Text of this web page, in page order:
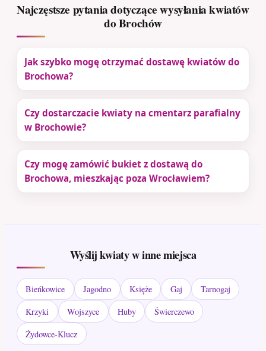
Najczęstsze pytania dotyczące wysyłania kwiatów
do Brochów
Jak szybko mogę otrzymać dostawę kwiatów do
Brochowa?
Czy dostarczacie kwiaty na cmentarz parafialny
w Brochowie?
Czy mogę zamówić bukiet z dostawą do
Brochowa, mieszkając poza Wrocławiem?
Wyślij kwiaty w inne miejsca
Bieńkowice Jagodno Księże Gaj
Tarnogaj
Krzyki
Wojszyce Huby
Świerczewo
Żydowce-Klucz